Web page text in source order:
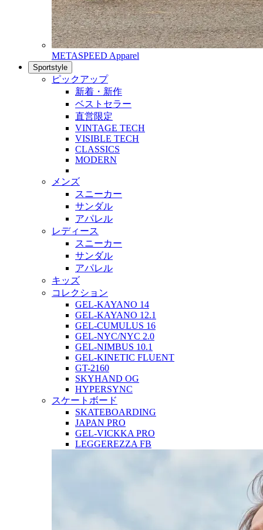
METASPEED Apparel
Sportstyle
ピックアップ
新着・新作
ベストセラー
直営限定
VINTAGE TECH
VISIBLE TECH
CLASSICS
MODERN
メンズ
スニーカー
サンダル
アパレル
レディース
スニーカー
サンダル
アパレル
キッズ
コレクション
GEL-KAYANO 14
GEL-KAYANO 12.1
GEL-CUMULUS 16
GEL-NYC/NYC 2.0
GEL-NIMBUS 10.1
GEL-KINETIC FLUENT
GT-2160
SKYHAND OG
HYPERSYNC
スケートボード
SKATEBOARDING
JAPAN PRO
GEL-VICKKA PRO
LEGGEREZZA FB